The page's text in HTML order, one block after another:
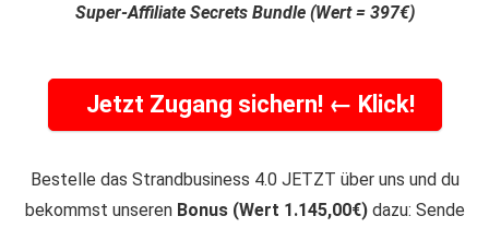
Super-Affiliate Secrets Bundle (Wert = 397€)
Jetzt Zugang sichern! ← Klick!
Bestelle das Strandbusiness 4.0 JETZT über uns und du
bekommst unseren Bonus (Wert 1.145,00€)dazu: Sende